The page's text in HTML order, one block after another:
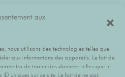
aux
nous utilisons des technologies telles que
aux informations des appareils. Le fait de
de traiter des données telles que le
uniques sur ce site. Le fait de ne pas
le temps
rassure.